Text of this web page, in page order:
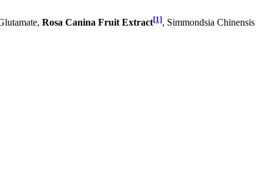
Rosa Canina Fruit Extract[1], Simmondsia Chinensis